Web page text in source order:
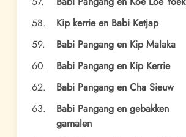
58.
Kip kerrie en Babi Ketjap
59.
Babi Pangang en Kip Malaka
60.
Babi Pangang en Kip Kerrie
62.
Babi Pangang en Cha Sieuw
63.
Babi Pangang en gebakken
garnalen